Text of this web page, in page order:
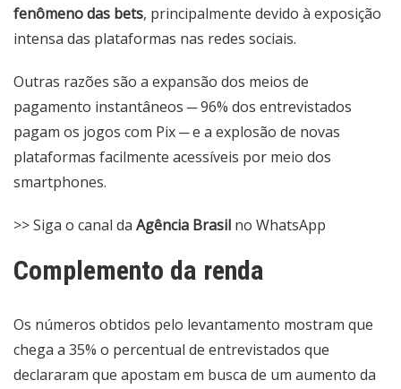
fenômeno das bets, principalmente devido à exposição
intensa das plataformas nas redes sociais.
Outras razões são a expansão dos meios de
pagamento instantâneos ─ 96% dos entrevistados
pagam os jogos com Pix ─ e a explosão de novas
plataformas facilmente acessíveis por meio dos
smartphones.
>> Siga o canal da Agência Brasil no WhatsApp
Complemento da renda
Os números obtidos pelo levantamento mostram que
chega a 35% o percentual de entrevistados que
declararam que apostam em busca de um aumento da